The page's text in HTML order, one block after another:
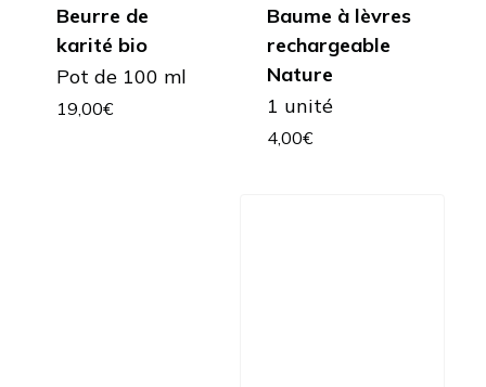
Beurre de
karité bio
Pot de 100 ml
19,00€
Baume à lèvres
rechargeable
Nature
1 unité
4,00€